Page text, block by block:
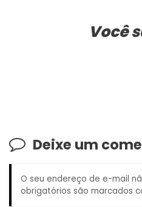
Você
Deixe um
O seu endereço de e-mail
obrigatórios são marcados